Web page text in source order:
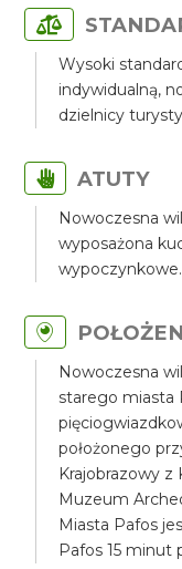
Wysoki
indywidualną,
dzielnicy
ATUTY
Nowoczesna
wyposażona
wypoczynkowe.
Nowoczesna
starego miasta
położonego
Krajobrazowy z
Muzeum
Miasta Pafos
Pafos 15 minut